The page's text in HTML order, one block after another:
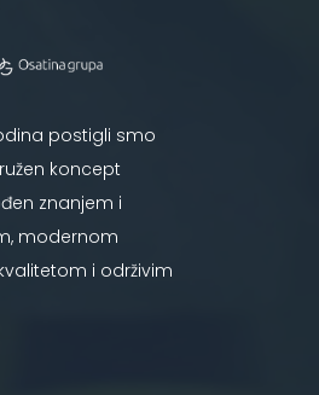
postigli smo
koncept
znanjem i
modernom
i održivim